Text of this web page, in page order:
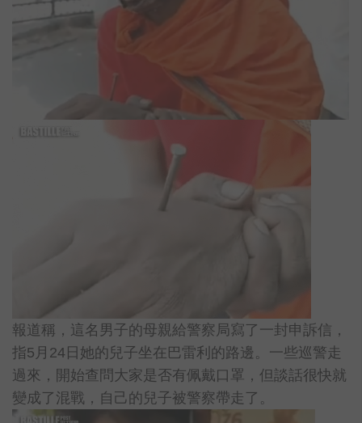
報道稱，這名男子的母親給警察局寫了一封申訴信，
指5月24日她的兒子坐在巴雷利的路邊。一些巡警走
過來，開始查問大家是否有佩戴口罩，但談話很快就
變成了混戰，自己的兒子被警察帶走了。